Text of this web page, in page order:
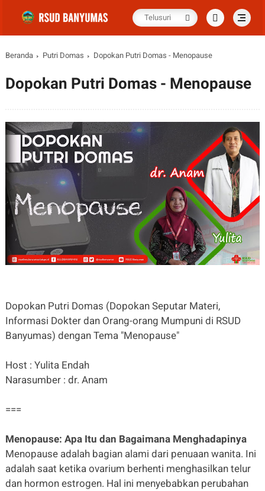
Beranda Putri Domas Dopokan Putri Domas - Menopause
Dopokan Putri Domas - Menopause
Dopokan Putri Domas (Dopokan Seputar Materi,
Informasi Dokter dan Orang-orang Mumpuni di RSUD
Banyumas) dengan Tema "Menopause"
Host : Yulita Endah
Narasumber : dr. Anam
===
Menopause: Apa Itu dan Bagaimana Menghadapinya
Menopause adalah bagian alami dari penuaan wanita. Ini
adalah saat ketika ovarium berhenti menghasilkan telur
dan hormon estrogen. Hal ini menyebabkan perubahan